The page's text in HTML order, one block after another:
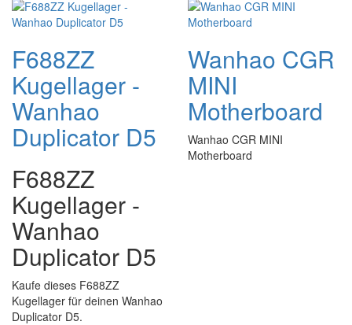
F688ZZ
Kugellager -
Wanhao
Duplicator D5
F688ZZ
Kugellager -
Wanhao
Duplicator D5
Kaufe dieses F688ZZ
Kugellager für deinen Wanhao
Duplicator D5.
Wanhao CGR
MINI
Motherboard
Wanhao CGR MINI
Motherboard